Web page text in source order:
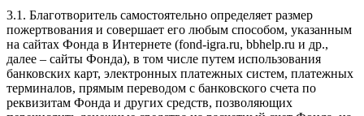
3.1. Благотворитель самостоятельно определяет размер
пожертвования и совершает его любым способом, указанным
на сайтах Фонда в Интернете (fond-igra.ru, bbhelp.ru и др.,
далее – сайты Фонда), в том числе путем использования
банковских карт, электронных платежных систем, платежных
терминалов, прямым переводом с банковского счета по
реквизитам Фонда и других средств, позволяющих